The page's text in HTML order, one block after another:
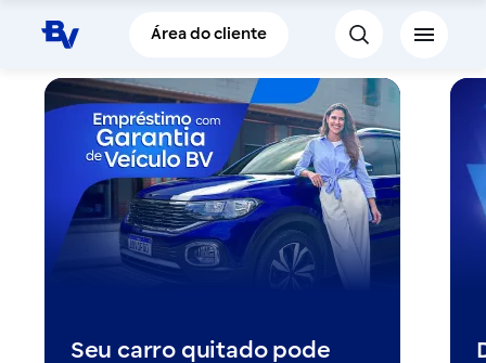
Pular para o Conteúdo principal
Área do cliente
Seu carro quitado pode